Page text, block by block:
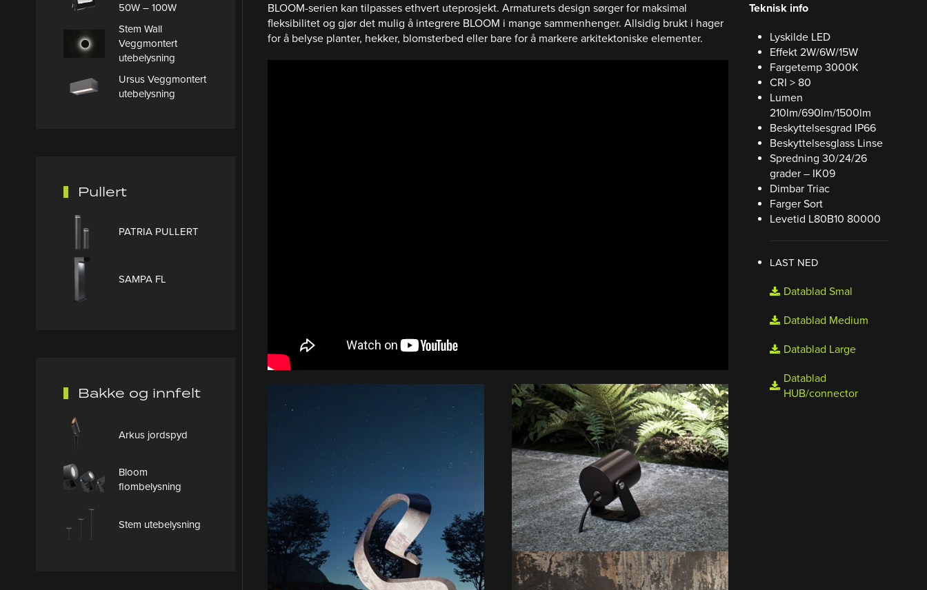
BLOOM-serien kan tilpasses ethvert uteprosjekt. Armaturets design sørger for maksimal
fleksibilitet og gjør det mulig å integrere BLOOM i mange sammenhenger. Allsidig brukt i hager
for å belyse planter, hekker, blomsterbed eller bare for å markere arkitektoniske elementer.
Teknisk info
Lyskilde LED
Effekt 2W/6W/15W
Fargetemp 3000K
CRI > 80
Lumen
210lm/690lm/1500lm
Beskyttelsesgrad IP66
Beskyttelsesglass Linse
Spredning 30/24/26
grader – IK09
Dimbar Triac
Farger Sort
Levetid L80B10 80000
LAST NED
Datablad Smal
Datablad Medium
Datablad Large
Datablad
HUB/connector
50W – 100W
Stem Wall
Veggmontert
utebelysning
Ursus Veggmontert
utebelysning
Pullert
PATRIA PULLERT
SAMPA FL
Bakke og innfelt
Arkus jordspyd
Bloom
flombelysning
Stem utebelysning